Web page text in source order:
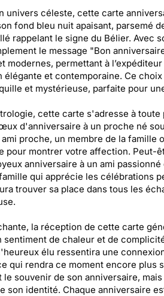
univers céleste, cette carte
fond bleu nuit apaisant, parsemé
rappelant le signe du Bélier. Avec
le message "Bon
modernes, permettant à
et contemporaine. Ce
et mystérieuse, parfaite pour
cette carte s'adresse à toute
d'anniversaire à un proche né
proche, un membre de la famille
pour montrer votre affection. Peut-
anniversaire à un ami
qui apprécie les célébrations
trouver sa place dans tous les
la réception de cette carte
sentiment de chaleur et de
élu ressentira une
qui rendra ce moment encore plus
le souvenir de son anniversaire,
son identité. Chaque anniversaire